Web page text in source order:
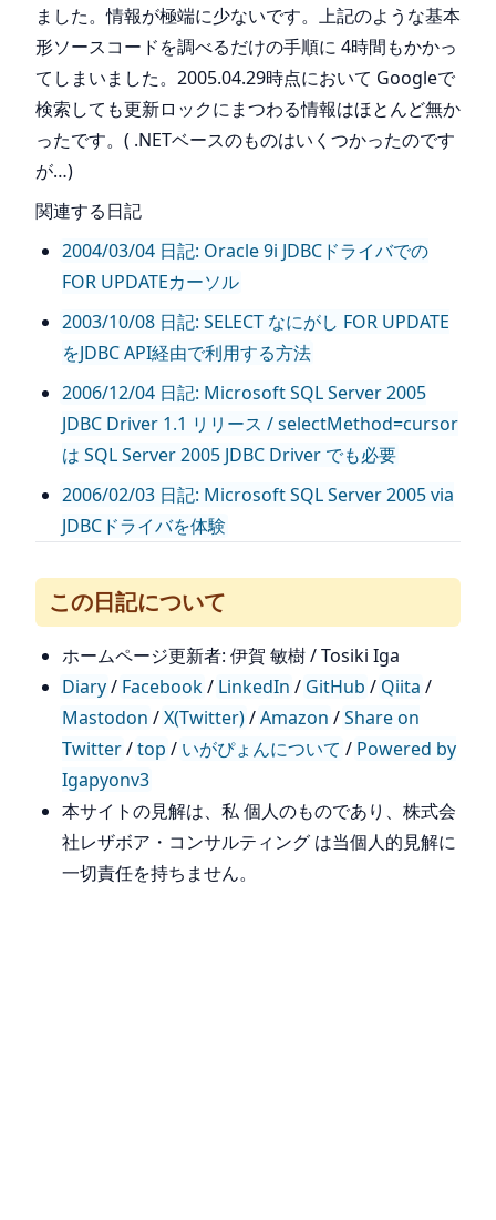
ました。情報が極端に少ないです。上記のような基本
形ソースコードを調べるだけの手順に 4時間もかかっ
てしまいました。2005.04.29時点において Googleで
検索しても更新ロックにまつわる情報はほとんど無か
ったです。( .NETベースのものはいくつかったのです
が…)
関連する日記
2004/03/04 日記: Oracle 9i JDBCドライバでの
FOR UPDATEカーソル
2003/10/08 日記: SELECT なにがし FOR UPDATE
をJDBC API経由で利用する方法
2006/12/04 日記: Microsoft SQL Server 2005
JDBC Driver 1.1 リリース / selectMethod=cursor
は SQL Server 2005 JDBC Driver でも必要
2006/02/03 日記: Microsoft SQL Server 2005 via
JDBCドライバを体験
この日記について
ホームページ更新者: 伊賀 敏樹 / Tosiki Iga
Diary/ Facebook/ LinkedIn / GitHub / Qiita /
Mastodon /X(Twitter)/Amazon /Share on
Twitter/top / いがぴょんについて / Powered by
Igapyonv3
本サイトの見解は、私 個人のものであり、株式会
社レザボア・コンサルティング は当個人的見解に
一切責任を持ちません。